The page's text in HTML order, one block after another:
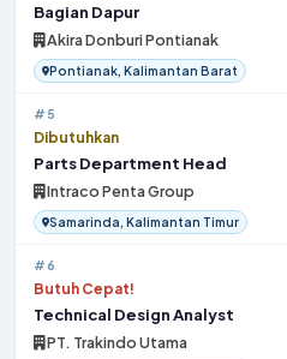
Bagian Dapur
Akira Donburi Pontianak
Pontianak, Kalimantan Barat
#5
Dibutuhkan
Parts Department Head
Intraco Penta Group
Samarinda, Kalimantan Timur
#6
Butuh Cepat!
Technical Design Analyst
PT. Trakindo Utama